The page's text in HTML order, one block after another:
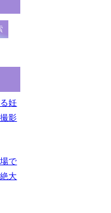
妊
影
で
大